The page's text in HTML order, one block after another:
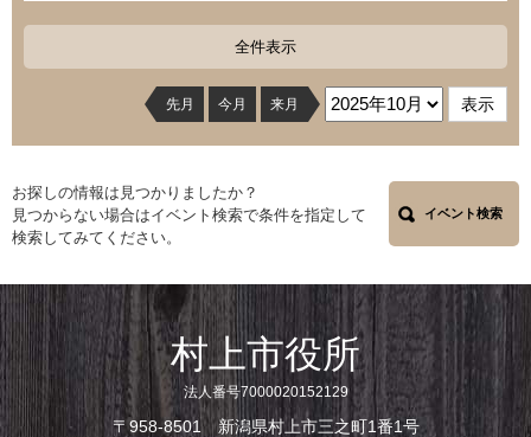
全件表示
先月 今月 来月
お探しの情報は見つかりましたか？
見つからない場合はイベント検索で条件を指定して
検索してみてください。
イベント検索
村上市役所
法人番号7000020152129
〒958-8501 新潟県村上市三之町1番1号